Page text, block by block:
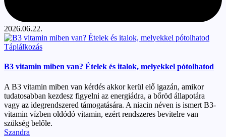
2026.06.22.
Posted
Táplálkozás
B3 vitamin miben van? Ételek és italok, melyekkel pótolhatod
A B3 vitamin miben van kérdés akkor kerül elő igazán, amikor
tudatosabban kezdesz figyelni az energiádra, a bőröd állapotára
vagy az idegrendszered támogatására. A niacin néven is ismert B3-
vitamin vízben oldódó vitamin, ezért rendszeres bevitelre van
szükség belőle.
Posted
Szandra